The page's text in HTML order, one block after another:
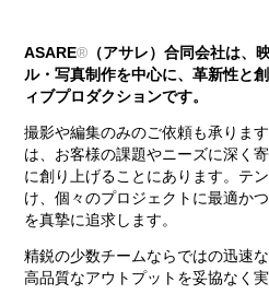
ASARE® （アサレ）合同会社は、
ル・写真制作を中心に、革新性と
ィブプロダクションです。
撮影や編集のみのご依頼も承りま
は、お客様の課題やニーズに深く
に創り上げることにあります。テ
け、個々のプロジェクトに最適か
を真摯に追求します。
精鋭の少数チームならではの迅速
高品質なアウトプットを妥協なく実